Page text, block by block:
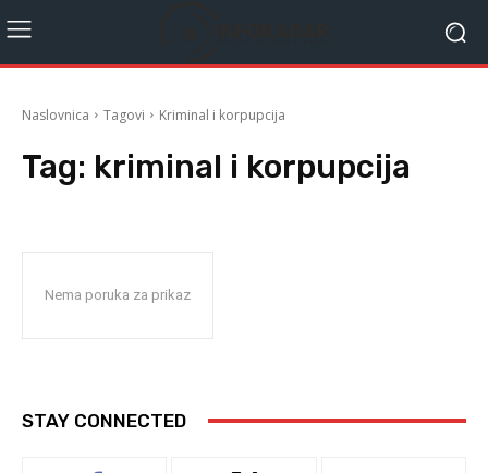
Naslovnica Tagovi Kriminal i korpupcija
Tag: kriminal i korpupcija
Nema poruka za prikaz
STAY CONNECTED